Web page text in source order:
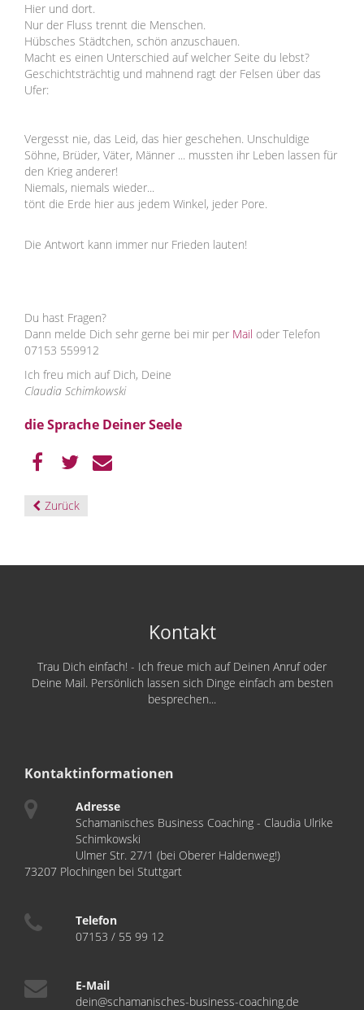
Hier und dort.
Nur der Fluss trennt die Menschen.
Hübsches Städtchen, schön anzuschauen.
Macht es einen Unterschied auf welcher Seite du lebst?
Geschichtsträchtig und mahnend ragt der Felsen über das
Ufer:
Vergesst nie, das Leid, das hier geschehen. Unschuldige
Söhne, Brüder, Väter, Männer ... mussten ihr Leben lassen für
den Krieg anderer!
Niemals, niemals wieder...
tönt die Erde hier aus jedem Winkel, jeder Pore.
Die Antwort kann immer nur Frieden lauten!
Du hast Fragen?
Dann melde Dich sehr gerne bei mir per Mail oder Telefon
07153 559912
Ich freu mich auf Dich, Deine
Claudia Schimkowski
die Sprache Deiner Seele
Zurück
Kontakt
Trau Dich einfach! - Ich freue mich auf Deinen Anruf oder
Deine Mail. Persönlich lassen sich Dinge einfach am besten
besprechen...
Kontaktinformationen
Adresse
Schamanisches Business Coaching - Claudia Ulrike
Schimkowski
Ulmer Str. 27/1 (bei Oberer Haldenweg!)
73207 Plochingen bei Stuttgart
Telefon
07153 / 55 99 12
E-Mail
dein@schamanisches-business-coaching.de